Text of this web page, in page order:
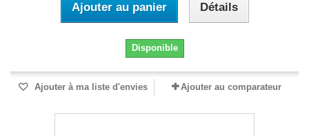
Ajouter au panier Détails
Disponible
Ajouter à ma liste d'envies Ajouter au comparateur